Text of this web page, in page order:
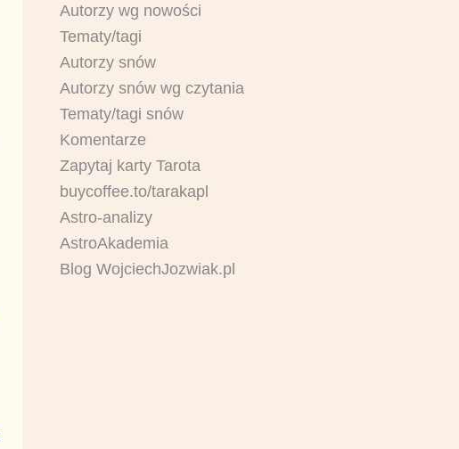
Autorzy wg nowości
Tematy/tagi
Autorzy snów
Autorzy snów wg czytania
Tematy/tagi snów
Komentarze
Zapytaj karty Tarota
buycoffee.to/tarakapl
Astro-analizy
AstroAkademia
Blog WojciechJozwiak.pl